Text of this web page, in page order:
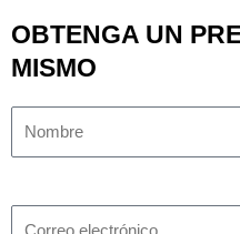
OBTENGA UN
MISMO